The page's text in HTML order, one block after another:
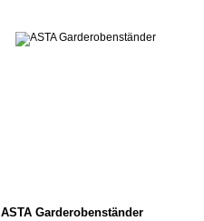
ASTA Garderobenständer